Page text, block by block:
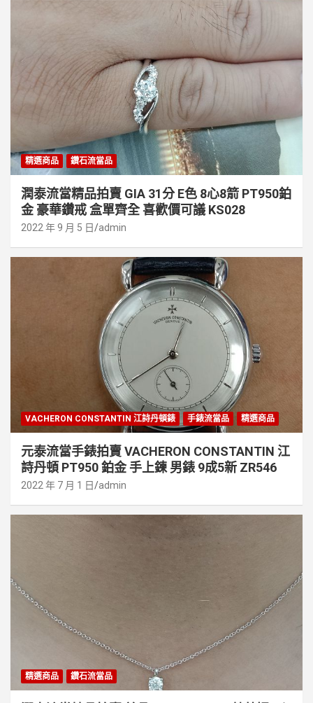
精選商品 鑽石流當品
潤泰流當精品拍賣 GIA 31分 E色 8心8箭 PT950鉑
金 豪華鑽戒 盒單齊全 喜歡價可議 KS028
2022 年 9 月 5 日 admin
VACHERON CONSTANTIN 江詩丹頓錶 手錶流當品 精選商品
元泰流當手錶拍賣 VACHERON CONSTANTIN 江
詩丹頓 PT950 鉑金 手上鍊 男錶 9成5新 ZR546
2022 年 7 月 1 日 admin
精選商品 鑽石流當品